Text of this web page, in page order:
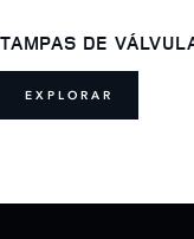
TAMPAS DE
EXPLORAR